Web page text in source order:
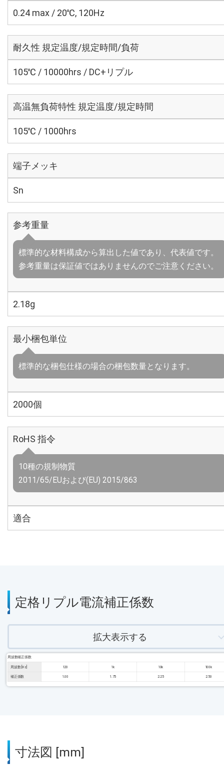
0.24 max / 20℃, 120Hz
耐久性 規定温度/規定時間/負荷
105℃ / 10000hrs / DC+リプル
高温無負荷特性 規定温度/規定時間
105℃ / 1000hrs
端子メッキ
Sn
参考重量
標準的な材料構成から算出した値であり、代表値です。
参考重量は保証値ではありませんのでご注意ください。
2.18g
最小梱包単位
標準的な梱包仕様の場合の梱包数量となります。
2000個
RoHS 指令
10種の規制物質
2011/65/EUおよび(EU) 2015/863
適合
定格リプル電流補正係数
拡大表示する
周波数補正係数
周波数 [Hz] 120 1k 10k 100k
補正係数 1.00 1.75 2.25 2.50
寸法図 [mm]